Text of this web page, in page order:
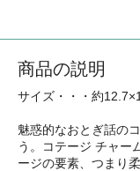
商品の説明
サイズ・・・約
魅惑的なおとぎ話の
う。コテージ チャー
ージの要素、つまり